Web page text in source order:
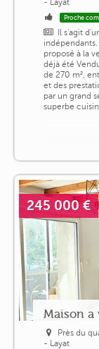
Proche
Il s'agit
proposé à la
déjà été
de 270 m²,
et des
par un grand
superbe
245 000 €
Maison a
Près du
- Layat